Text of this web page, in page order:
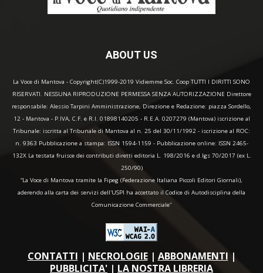
ABOUT US
La Voce di Mantova - Copyright(C)1999-2019 Vidiemme Soc. Coop TUTTI I DIRITTI SONO
RISERVATI. NESSUNA RIPRODUZIONE PERMESSA SENZA AUTORIZZAZIONE Direttore
responsabile: Alessio Tarpini Amministrazione, Direzione e Redazione: piazza Sordello,
12 - Mantova - P.IVA, C.F. e R.I. 01898140205 - R.E.A. 0207279 (Mantova) iscrizione al
Tribunale: iscritta al Tribunale di Mantova al n. 25 del 30/11/1992 - iscrizione al ROC:
n. 9363 Pubblicazione a stampa: ISSN 1594-1159 - Pubblicazione online: ISSN 2465-
132X La testata fruisce dei contributi diretti editoria L. 198/2016 e d.lgs 70/2017 (ex L.
250/90)
“La Voce di Mantova tramite la Fipeg (Federazione Italiana Piccoli Editori Giornali),
aderendo alla carta dei servizi dell'USPI ha accettato il Codice di Autodisciplina della
Comunicazione Commerciale"
CONTATTI | NECROLOGIE| ABBONAMENTI |
PUBBLICITA' | LA NOSTRA LIBRERIA